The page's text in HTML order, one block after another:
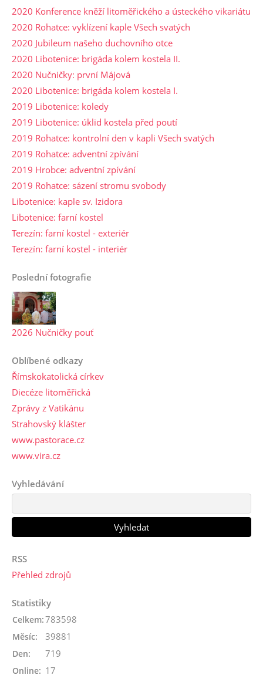
2020 Konference kněží litoměřického a ústeckého vikariátu
2020 Rohatce: vyklízení kaple Všech svatých
2020 Jubileum našeho duchovního otce
2020 Libotenice: brigáda kolem kostela II.
2020 Nučničky: první Májová
2020 Libotenice: brigáda kolem kostela I.
2019 Libotenice: koledy
2019 Libotenice: úklid kostela před poutí
2019 Rohatce: kontrolní den v kapli Všech svatých
2019 Rohatce: adventní zpívání
2019 Hrobce: adventní zpívání
2019 Rohatce: sázení stromu svobody
Libotenice: kaple sv. Izidora
Libotenice: farní kostel
Terezín: farní kostel - exteriér
Terezín: farní kostel - interiér
Poslední fotografie
2026 Nučničky pouť
Oblíbené odkazy
Římskokatolická církev
Diecéze litoměřická
Zprávy z Vatikánu
Strahovský klášter
www.pastorace.cz
www.vira.cz
Vyhledávání
RSS
Přehled zdrojů
Statistiky
Online: 17
Celkem:783598
Měsíc: 39881
Den: 719